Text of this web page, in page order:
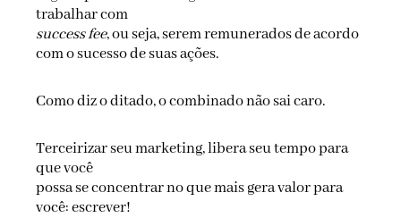
trabalhar com
success fee, ou seja, serem remunerados de acordo
com o sucesso de suas ações.
Como diz o ditado, o combinado não sai caro.
Terceirizar seu marketing, libera seu tempo para
que você
possa se concentrar no que mais gera valor para
você: escrever!